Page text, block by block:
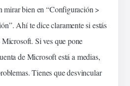
mirar bien en “Configuración >
Ahí te dice claramente si estás
Si ves que pone
de Microsoft está a medias,
Tienes que desvincular